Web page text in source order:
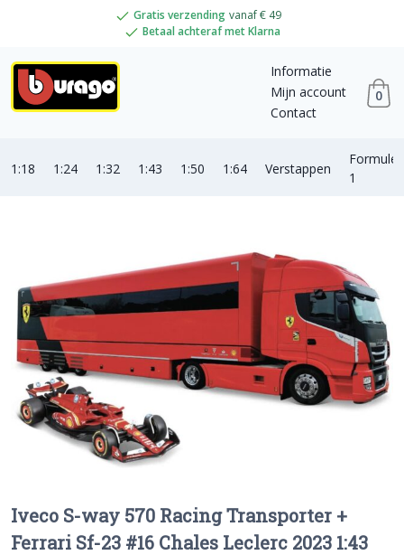
Gratis verzending vanaf € 49
Betaal achteraf met Klarna
Informatie
Mijn account
Contact
0
1:18 1:24 1:32 1:43 1:50 1:64 Verstappen
Formule
1
Iveco S-way 570 Racing Transporter +
Ferrari Sf-23 #16 Chales Leclerc 2023 1:43